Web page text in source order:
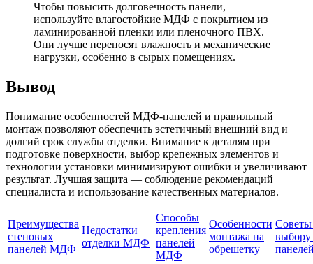
Чтобы повысить долговечность панели,
используйте влагостойкие МДФ с покрытием из
ламинированной пленки или пленочного ПВХ.
Они лучше переносят влажность и механические
нагрузки, особенно в сырых помещениях.
Вывод
Понимание особенностей МДФ-панелей и правильный
монтаж позволяют обеспечить эстетичный внешний вид и
долгий срок службы отделки. Внимание к деталям при
подготовке поверхности, выбор крепежных элементов и
технологии установки минимизируют ошибки и увеличивают
результат. Лучшая защита — соблюдение рекомендаций
специалиста и использование качественных материалов.
Преимущества
стеновых
панелей МДФ
Недостатки
отделки МДФ
Способы
крепления
панелей
МДФ
Особенности
монтажа на
обрешетку